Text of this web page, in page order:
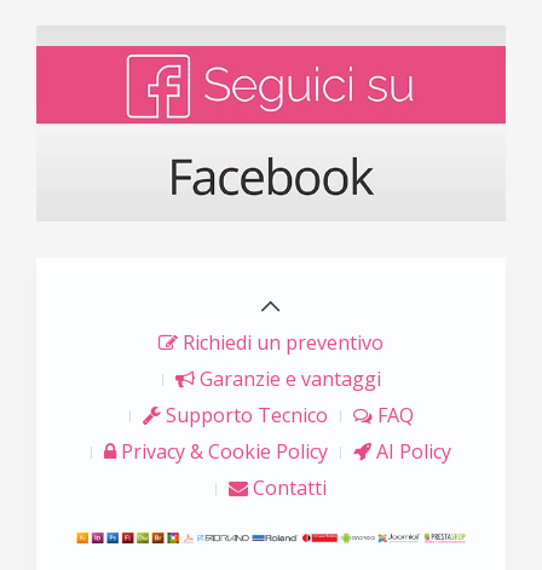
Richiedi un preventivo
Garanzie e vantaggi
Supporto Tecnico
FAQ
Privacy & Cookie Policy
AI Policy
Contatti